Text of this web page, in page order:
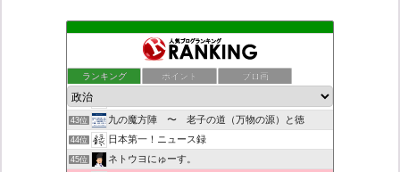
ランキング ポイント ブロ画
◎ 浮輪浮遊録 ◎
村野瀬玲奈の秘書課広報室
41位 デモや街宣のお供に！プラカード無料素材
42位
43位 九の魔方陣 〜 老子の道（万物の源）と徳
44位 日本第一！ニュース録
45位 ネトウヨにゅーす。